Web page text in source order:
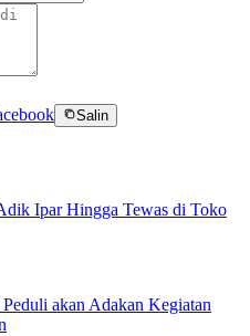
Salin
Ipar Hingga Tewas di Toko
akan Adakan Kegiatan